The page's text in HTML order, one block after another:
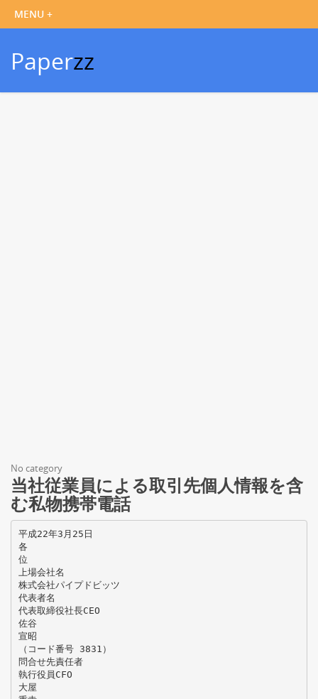
Paperzz
No category
当社従業員による取引先個人情報を含
む私物携帯電話
平成22年3月25日
各
位
上場会社名
株式会社パイプドビッツ
代表者名
代表取締役社長CEO
佐谷
宣昭
（コード番号 3831）
問合せ先責任者
執行役員CFO
大屋